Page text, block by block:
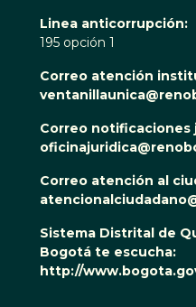
Linea anticorrupción:
195 opción 1
Correo atención
Correo notificaciones
Correo atención al
Sistema Distrital de
Bogotá te escucha:
http://